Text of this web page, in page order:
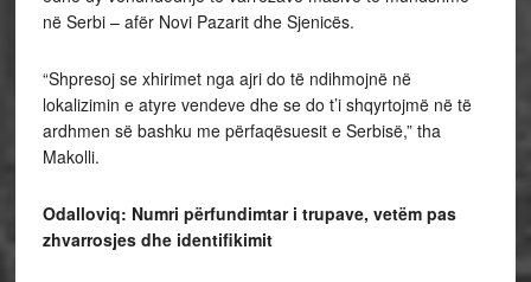
në Serbi – afër Novi Pazarit dhe Sjenicës.
“Shpresoj se xhirimet nga ajri do të ndihmojnë në
lokalizimin e atyre vendeve dhe se do t’i shqyrtojmë në të
ardhmen së bashku me përfaqësuesit e Serbisë,” tha
Makolli.
Odalloviq: Numri përfundimtar i trupave, vetëm pas
zhvarrosjes dhe identifikimit